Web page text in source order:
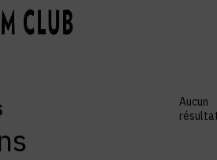
Aucun